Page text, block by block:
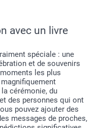
avec un livre
spéciale : une
et de souvenirs
les plus
cérémonie, du
des personnes qui ont
pouvez ajouter des
messages de proches,